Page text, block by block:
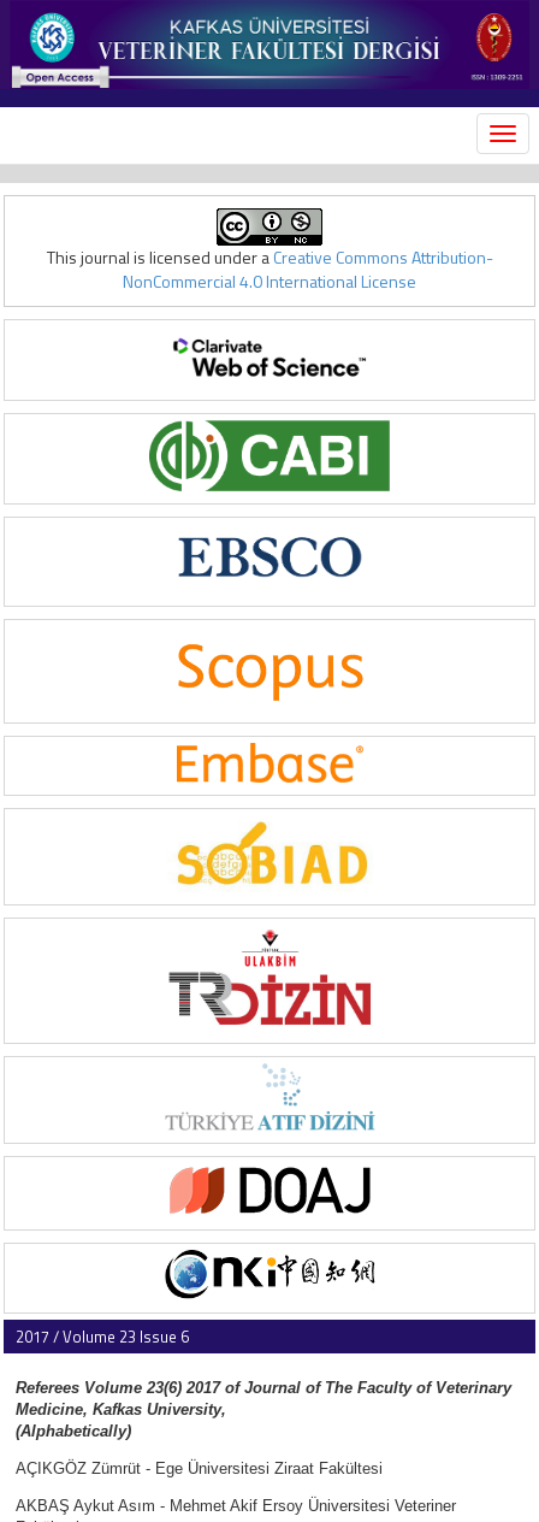
This journal is licensed under aCreative Commons Attribution-
NonCommercial 4.0 International License
2017 / Volume 23 Issue 6
Referees Volume 23(6) 2017 of Journal of The Faculty of Veterinary
Medicine, Kafkas University,
(Alphabetically)
AÇIKGÖZ Zümrüt - Ege Üniversitesi Ziraat Fakültesi
AKBAŞ Aykut Asım - Mehmet Akif Ersoy Üniversitesi Veteriner